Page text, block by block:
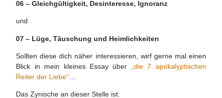
06 – Gleichgültigkeit, Desinteresse, Ignoranz
und
07 – Lüge, Täuschung und Heimlichkeiten
Sollten diese dich näher interessieren, wirf gerne mal einen
Blick in mein kleines Essay über
„die 7 apokalyptischen
Reiter der Liebe“
Das Zynische an dieser Stelle ist: